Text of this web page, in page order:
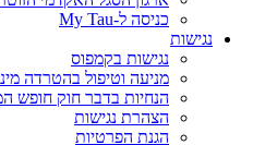
כניסה ל-My Tau
נגישות
נגישות בקמפוס
מניעה וטיפול בהטרדה
הנחיות בדבר חוק חופש
הצהרת נגישות
הגנת הפרטיות